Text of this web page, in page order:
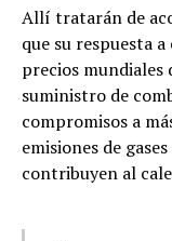
Allí tratarán de
que su respuesta
precios mundiales
suministro de
compromisos a
emisiones de
contribuyen al